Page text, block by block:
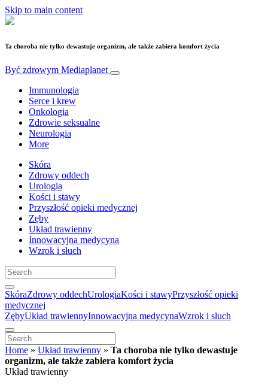
Skip to main content
Ta choroba nie tylko dewastuje organizm, ale także zabiera komfort życia
Być zdrowym Mediaplanet
Immunologia
Serce i krew
Onkologia
Zdrowie seksualne
Neurologia
More
Skóra
Zdrowy oddech
Urologia
Kości i stawy
Przyszłość opieki medycznej
Zęby
Układ trawienny
Innowacyjna medycyna
Wzrok i słuch
SkóraZdrowy oddechUrologiaKości i stawyPrzyszłość opieki
medycznej
ZębyUkład trawiennyInnowacyjna medycynaWzrok i słuch
Home » Układ trawienny » Ta choroba nie tylko dewastuje
organizm, ale także zabiera komfort życia
Układ trawienny